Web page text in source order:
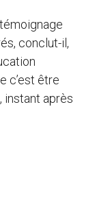
conclut-il,
c’est être
instant après